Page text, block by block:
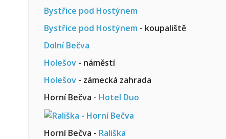
Bystřice pod Hostýnem
Bystřice pod Hostýnem - koupaliště
Dolní Bečva
Holešov- náměstí
Holešov- zámecká zahrada
Horní Bečva - Hotel Duo
Horní Bečva - Rališka